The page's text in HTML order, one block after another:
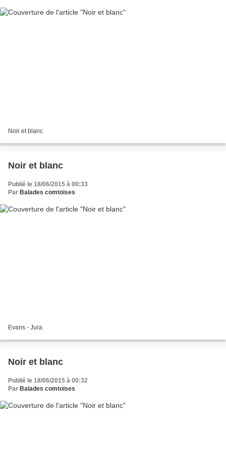
Noir et blanc
Noir et blanc
Publié le 18/06/2015 à 00:33
Par Balades comtoises
Evans - Jura
Noir et blanc
Publié le 18/06/2015 à 00:32
Par Balades comtoises